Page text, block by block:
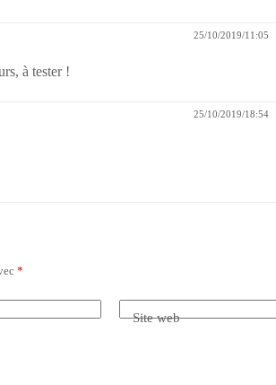
25/10/2019/11:05
à tester !
25/10/2019/18:54
*
Site web